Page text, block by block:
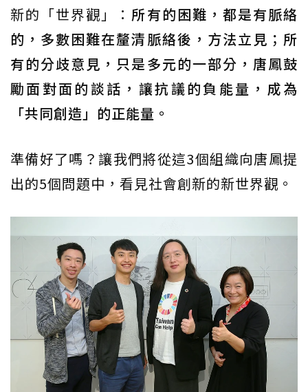
新的「世界觀」： 所有的困難，都是有脈絡
的，多數困難在釐清脈絡後，方法立見；所
有的分歧意見，只是多元的一部分，唐鳳鼓
勵面對面的談話，讓抗議的負能量，成為
「共同創造」的正能量。
準備好了嗎？讓我們將從這3個組織向唐鳳提
出的5個問題中，看見社會創新的新世界觀。